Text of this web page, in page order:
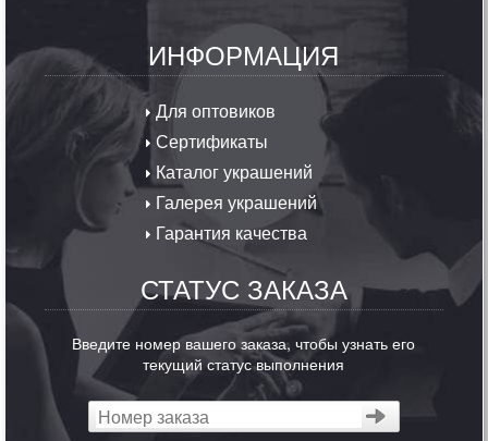
ИНФОРМАЦИЯ
Для оптовиков
Сертификаты
Каталог украшений
Галерея украшений
Гарантия качества
СТАТУС ЗАКАЗА
Введите номер вашего заказа, чтобы узнать его
текущий статус выполнения